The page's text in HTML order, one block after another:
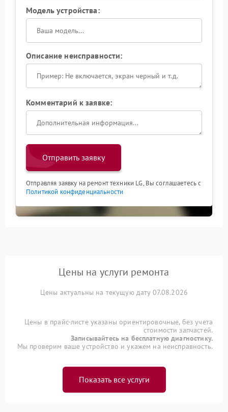
Модель устройства:
Описание неисправности:
Комментарий к заявке:
Отправить заявку
Отправляя заявку на ремонт техники LG, Вы соглашаетесь с
Политикой конфиденциальности
Цены на услуги ремонта
Цены актуальны на текущую дату 07.08.2026
Цены в прайс-листе указаны ориентировочные, без учета
стоимости запчастей.
Записывайтесь на бесплатную диагностику.
Мы проверим ваше устройство и укажем на неисправность.
Показать все услуги